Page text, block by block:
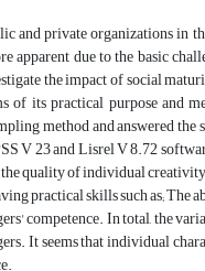
and private organizations
apparent due to the basic
the impact of social
its practical purpose and
method and answered the
V 23 and Lisrel V 8.72
quality of individual
practical skills such as;
competence. In total, the
It seems that individual